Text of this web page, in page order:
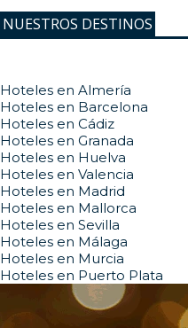
NUESTROS DESTINOS
Hoteles en Almería
Hoteles en Barcelona
Hoteles en Cádiz
Hoteles en Granada
Hoteles en Huelva
Hoteles en Valencia
Hoteles en Madrid
Hoteles en Mallorca
Hoteles en Sevilla
Hoteles en Málaga
Hoteles en Murcia
Hoteles en Puerto Plata